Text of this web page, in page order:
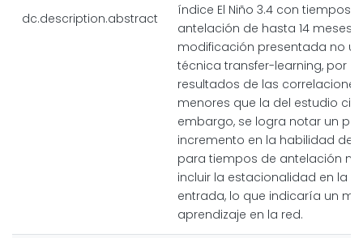
dc.description.abstract
índice El Niño 3.4 con tiempos
antelación de hasta 14 meses.
modificación presentada no
técnica transfer-learning, por
resultados de las
menores que la del estudio
embargo, se logra notar un
incremento en la habilidad de
para tiempos de antelación
incluir la estacionalidad en la
entrada, lo que indicaría un
aprendizaje en la red.